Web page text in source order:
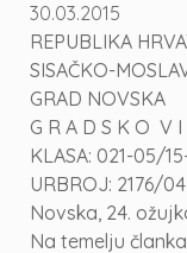
30.03.2015
REPUBLIKA
SISAČKO-
GRAD NOVSKA
G R A D S K O V I
KLASA: 021-05/
URBROJ: 2176/
Novska, 24.
Na temelju